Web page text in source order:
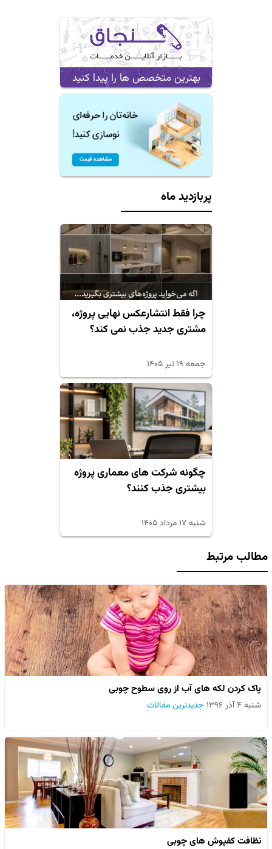
بهترین متخصص ها را پیدا کنید
پربازدید ماه
چرا فقط انتشارعکس نهایی پروژه،
مشتری جدید جذب نمی کند؟
جمعه ۱۹ تیر ۱۴۰۵
چگونه شرکت های معماری پروژه
بیشتری جذب کنند؟
شنبه ۱۷ مرداد ۱۴۰۵
مطالب مرتبط
پاک کردن لکه های آب از روی سطوح چوبی
شنبه ۴ آذر ۱۳۹۶ جدیدترین مقالات
نظافت کفپوش های چوبی